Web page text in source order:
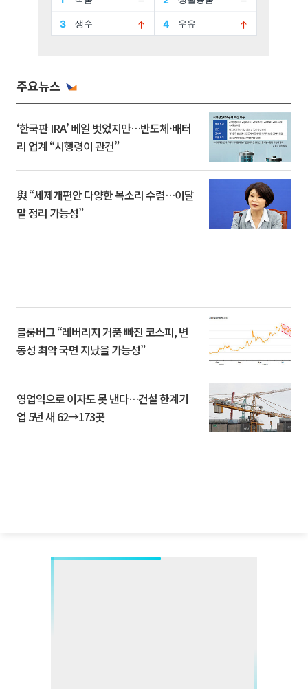
주요뉴스
‘한국판 IRA’ 베일 벗었지만…반도체·배터
리 업계 “시행령이 관건”
與 “세제개편안 다양한 목소리 수렴…이달
말 정리 가능성”
블룸버그 “레버리지 거품 빠진 코스피, 변
동성 최악 국면 지났을 가능성”
영업익으로 이자도 못 낸다…건설 한계기
업 5년 새 62→173곳